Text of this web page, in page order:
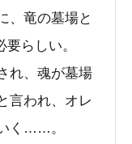
、竜の墓場と
らしい。
れ、魂が墓場
言われ、オレ
く……。